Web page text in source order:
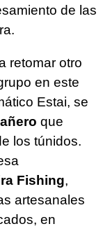
de las
retomar otro
en este
Estai, se
que
los túnidos.
Fishing,
artesanales
en